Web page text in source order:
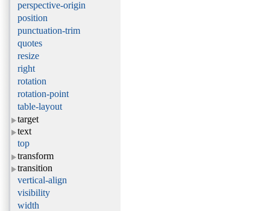
perspective-origin
position
punctuation-trim
quotes
resize
right
rotation
rotation-point
table-layout
target
text
top
transform
transition
vertical-align
visibility
width